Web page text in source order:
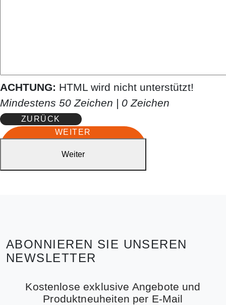
ACHTUNG: HTML wird nicht unterstützt!
Mindestens 50 Zeichen | 0 Zeichen
ZURÜCK
WEITER
Weiter
ABONNIEREN SIE UNSEREN
NEWSLETTER
Kostenlose exklusive Angebote und
Produktneuheiten per E-Mail